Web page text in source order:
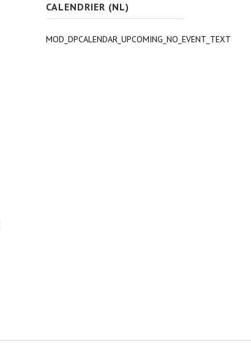
CALENDRIER (NL)
MOD_DPCALENDAR_UPCOMING_NO_EVENT_TEXT